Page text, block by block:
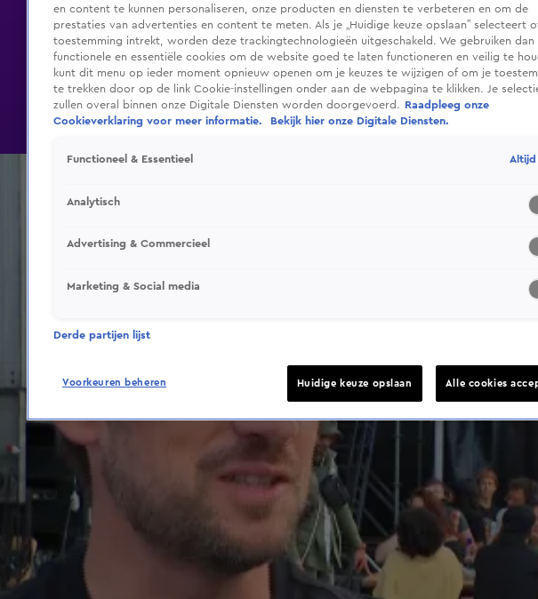
en content te kunnen personaliseren, onze producten en diensten te verbeteren en om de
prestaties van advertenties en content te meten. Als je „Huidige keuze opslaan” selecteert
toestemming intrekt, worden deze trackingtechnologieën uitgeschakeld. We gebruiken dan
functionele en essentiële cookies om de website goed te laten functioneren en veilig te
kunt dit menu op ieder moment opnieuw openen om je keuzes te wijzigen of om je
te trekken door op de link Cookie-instellingen onder aan de webpagina te klikken. Je
zullen overal binnen onze Digitale Diensten worden doorgevoerd.
Raadpleeg onze
Cookieverklaring voor meer informatie.
Bekijk hier onze Digitale Diensten.
Functioneel & Essentieel
Analytisch
Advertising & Commercieel
Marketing & Social media
Derde partijen lijst
Voorkeuren beheren Huidige keuze opslaan Alle cookies